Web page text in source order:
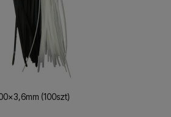
(100szt)